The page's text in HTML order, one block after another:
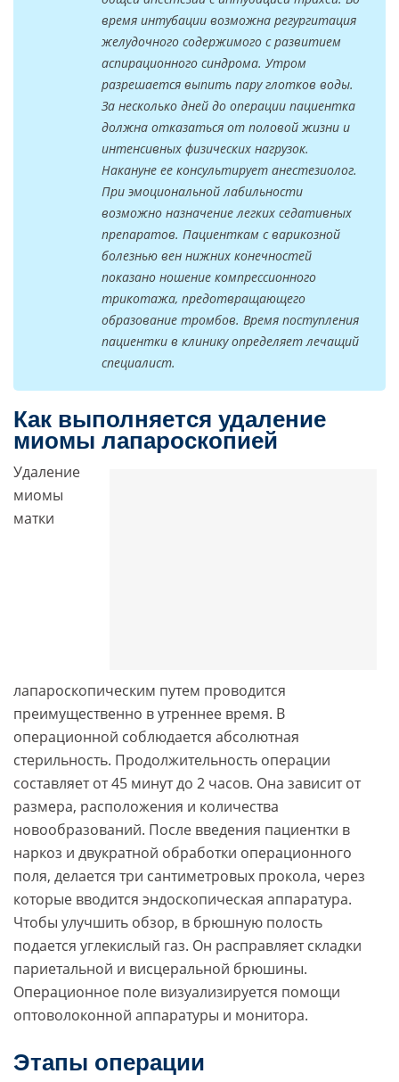
время интубации возможна регургитация
желудочного содержимого с развитием
аспирационного синдрома. Утром
разрешается выпить пару глотков воды.
За несколько дней до операции пациентка
должна отказаться от половой жизни и
интенсивных физических нагрузок.
Накануне ее консультирует анестезиолог.
При эмоциональной лабильности
возможно назначение легких седативных
препаратов. Пациенткам с варикозной
болезнью вен нижних конечностей
показано ношение компрессионного
трикотажа, предотвращающего
образование тромбов. Время поступления
пациентки в клинику определяет лечащий
специалист.
Как выполняется удаление
миомы лапароскопией
Удаление
миомы
матки
лапароскопическим путем проводится
преимущественно в утреннее время. В
операционной соблюдается абсолютная
стерильность. Продолжительность операции
составляет от 45 минут до 2 часов. Она зависит от
размера, расположения и количества
новообразований. После введения пациентки в
наркоз и двукратной обработки операционного
поля, делается три сантиметровых прокола, через
которые вводится эндоскопическая аппаратура.
Чтобы улучшить обзор, в брюшную полость
подается углекислый газ. Он расправляет складки
париетальной и висцеральной брюшины.
Операционное поле визуализируется помощи
оптоволоконной аппаратуры и монитора.
Этапы операции